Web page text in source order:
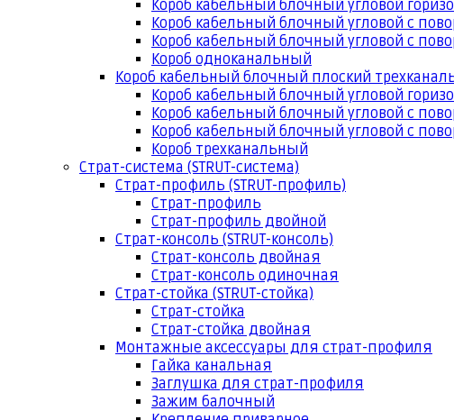
Короб кабельный блочный угловой
Короб кабельный блочный угловой с
Короб кабельный блочный угловой с
Короб одноканальный
Короб кабельный блочный плоский
Короб кабельный блочный угловой
Короб кабельный блочный угловой с
Короб кабельный блочный угловой с
Короб трехканальный
Страт-система (STRUT-система)
Страт-профиль (STRUT-профиль)
Страт-профиль
Страт-профиль двойной
Страт-консоль (STRUT-консоль)
Страт-консоль двойная
Страт-консоль одиночная
Страт-стойка (STRUT-стойка)
Страт-стойка
Страт-стойка двойная
Монтажные аксессуары для страт-профиля
Гайка канальная
Заглушка для страт-профиля
Зажим балочный